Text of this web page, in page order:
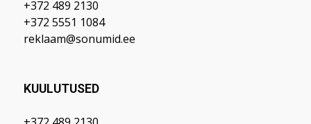
+372 489 2130
+372 5551 1084
reklaam@sonumid.ee
KUULUTUSED